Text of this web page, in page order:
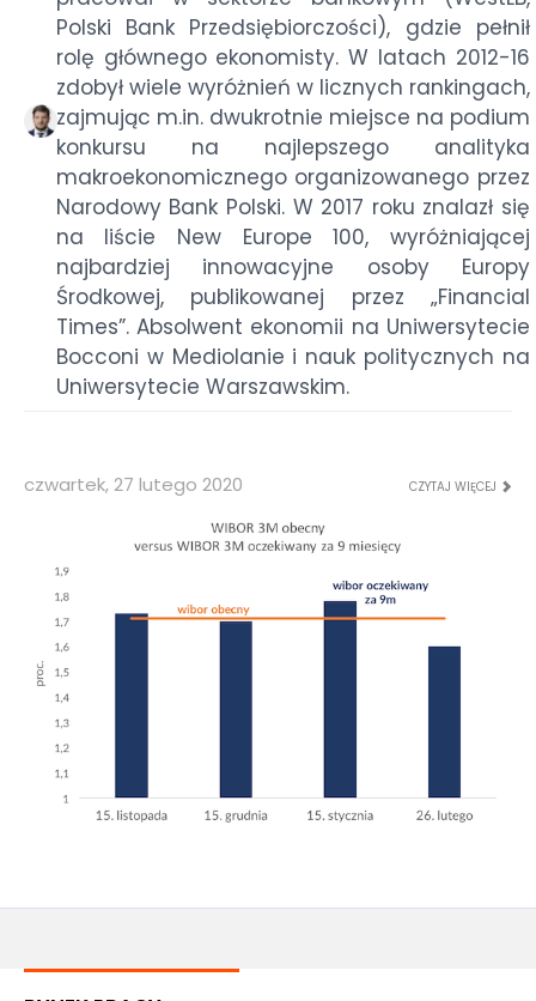
Polski Bank Przedsiębiorczości), gdzie pełnił
rolę głównego ekonomisty. W latach 2012-16
zdobył wiele wyróżnień w licznych rankingach,
zajmując m.in. dwukrotnie miejsce na podium
konkursu na najlepszego analityka
makroekonomicznego organizowanego przez
Narodowy Bank Polski. W 2017 roku znalazł się
na liście New Europe 100, wyróżniającej
najbardziej innowacyjne osoby Europy
Środkowej, publikowanej przez „Financial
Times”. Absolwent ekonomii na Uniwersytecie
Bocconi w Mediolanie i nauk politycznych na
Uniwersytecie Warszawskim.
czwartek, 27 lutego 2020 CZYTAJ WIĘCEJ